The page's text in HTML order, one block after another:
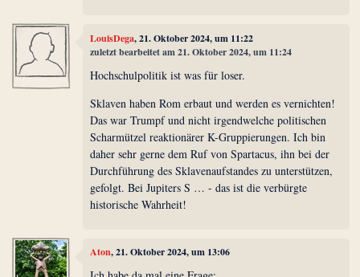
LouisDega, 21. Oktober 2024, um 11:22
zuletzt bearbeitet am 21. Oktober 2024, um 11:24
Hochschulpolitik ist was für loser.
Sklaven haben Rom erbaut und werden es vernichten!
Das war Trumpf und nicht irgendwelche politischen
Scharmützel reaktionärer K-Gruppierungen. Ich bin
daher sehr gerne dem Ruf von Spartacus, ihn bei der
Durchführung des Sklavenaufstandes zu unterstützen,
gefolgt. Bei Jupiters S … - das ist die verbürgte
historische Wahrheit!
Aton, 21. Oktober 2024, um 13:06